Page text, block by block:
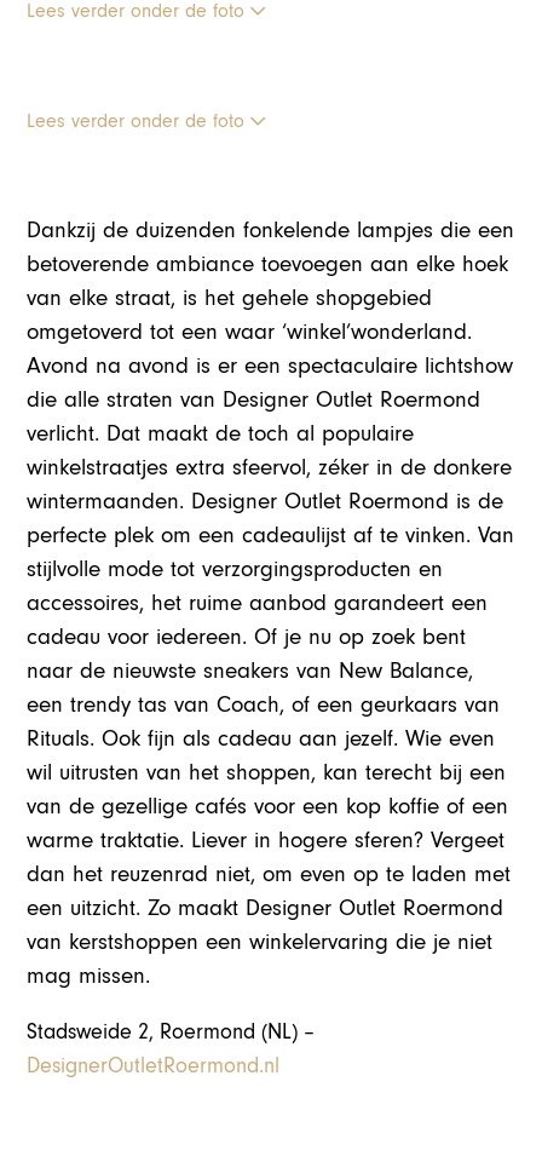
Lees verder onder de foto
Lees verder onder de foto
Dankzij de duizenden fonkelende lampjes die een
betoverende ambiance toevoegen aan elke hoek
van elke straat, is het gehele shopgebied
omgetoverd tot een waar ‘winkel’wonderland.
Avond na avond is er een spectaculaire lichtshow
die alle straten van Designer Outlet Roermond
verlicht. Dat maakt de toch al populaire
winkelstraatjes extra sfeervol, zéker in de donkere
wintermaanden. Designer Outlet Roermond is de
perfecte plek om een cadeaulijst af te vinken. Van
stijlvolle mode tot verzorgingsproducten en
accessoires, het ruime aanbod garandeert een
cadeau voor iedereen. Of je nu op zoek bent
naar de nieuwste sneakers van New Balance,
een trendy tas van Coach, of een geurkaars van
Rituals. Ook fijn als cadeau aan jezelf. Wie even
wil uitrusten van het shoppen, kan terecht bij een
van de gezellige cafés voor een kop koffie of een
warme traktatie. Liever in hogere sferen? Vergeet
dan het reuzenrad niet, om even op te laden met
een uitzicht. Zo maakt Designer Outlet Roermond
van kerstshoppen een winkelervaring die je niet
mag missen.
Stadsweide 2, Roermond (NL) –
DesignerOutletRoermond.nl